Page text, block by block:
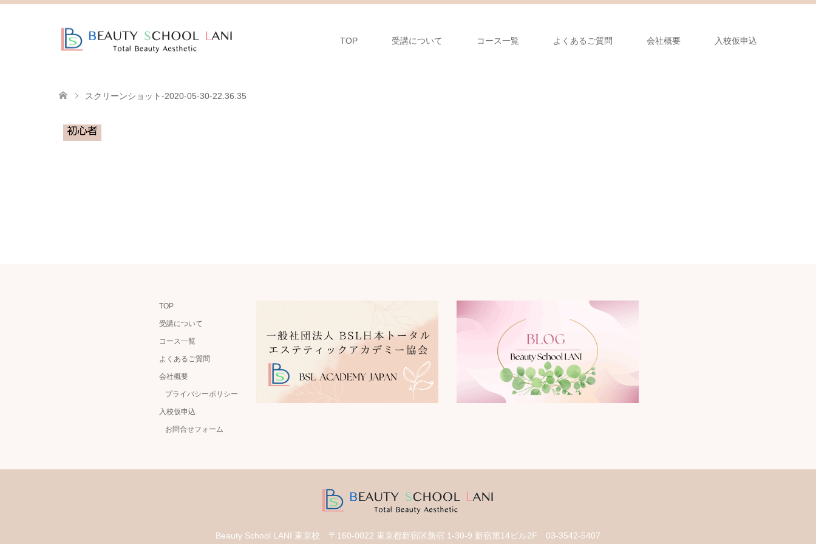
TOP 受講について コース一覧 よくあるご質問 会社概要 入校仮申込
スクリーンショット-2020-05-30-22.36.35
TOP
受講について
コース一覧
よくあるご質問
会社概要
プライバシーポリシー
入校仮申込
お問合せフォーム
Beauty School LANI 東京校 〒160-0022 東京都新宿区新宿 1-30-9 新宿第14ビル2F 03-3542-5407